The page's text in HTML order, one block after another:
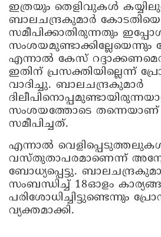
ഇത്രയും തെളിവുകള്‍
ബാലചന്ദ്രകുമാര്‍ കോടതിയെ
സമീപിക്കാതിരുന്നതും
സംശയമുണ്ടാക്കില്ലേയെന്നും
എന്നാല്‍ കേസ്
ഇതിന് പ്രസക്തിയില്ലെന്ന്
വാദിച്ചു. ബാലചന്ദ്രകുമാര്‍
സംശയത്തോടെ തന്നെയാണ്
സമീപിച്ചത്.
എന്നാല്‍
വസ്തുതാപരമാണെന്ന്
ബോധ്യപ്പെട്ടു.
സംബന്ധിച്ച് 18ഓളം
പരിശോധിച്ചിട്ടുണ്ടെന്നും
വ്യക്തമാക്കി.